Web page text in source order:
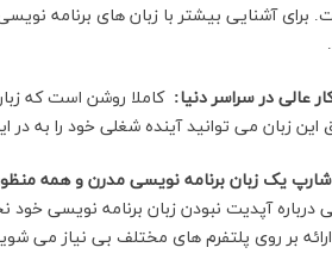
برای آشنایی بیشتر با زبان های برنامه نویسی
کار عالی در سراسر دنیا: کاملا روشن است که
این زبان می توانید آینده شغلی خود را به در
یک زبان برنامه نویسی مدرن و همه
درباره آپدیت نبودن زبان برنامه نویسی
ارائه بر روی پلتفرم های مختلف بی نیاز می